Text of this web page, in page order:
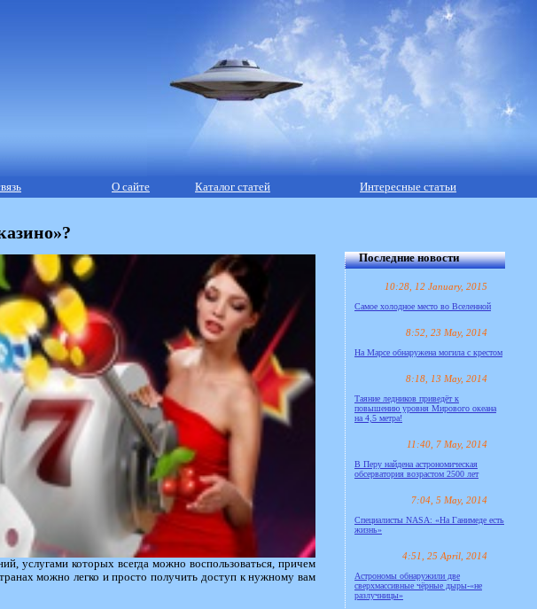
О сайте Каталог статей Интересные статьи
услугами которых всегда можно воспользоваться, причем
можно легко и просто получить доступ к нужному вам
Последние новости
10:28, 12 January, 2015
Самое холодное место во Вселенной
8:52, 23 May, 2014
На Марсе обнаружена могила с крестом
8:18, 13 May, 2014
Таяние ледников приведёт к
повышению уровня Мирового океана
на 4,5 метра!
11:40, 7 May, 2014
В Перу найдена астрономическая
обсерватория возрастом 2500 лет
7:04, 5 May, 2014
Специалисты NASA: «На Ганимеде есть
жизнь»
4:51, 25 April, 2014
Астрономы обнаружили две
сверхмассивные чёрные дыры-«не
разлучницы»